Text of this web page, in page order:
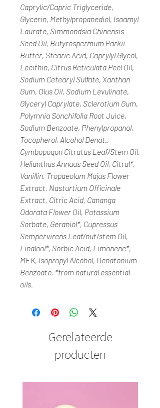
Caprylic/Capric Triglyceride,
Glycerin, Methylpropanediol, Isoamyl
Laurate, Simmondsia Chinensis
Seed Oil, Butyrospermum Parkii
Butter, Stearic Acid, Caprylyl Glycol,
Lecithin, Citrus Reticulata Peel Oil,
Sodium Cetearyl Sulfate, Xanthan
Gum, Olus Oil, Sodium Levulinate,
Glyceryl Caprylate, Sclerotium Gum,
Polymnia Sonchifolia Root Juice,
Sodium Benzoate, Phenylpropanol,
Tocopherol, Alcohol Denat.,
Cymbopogon Citratus Leaf/Stem Oil,
Helianthus Annuus Seed Oil, Citral*,
Vanillin, Tropaeolum Majus Flower
Extract, Nasturtium Officinale
Extract, Citric Acid, Cananga
Odorata Flower Oil, Potassium
Sorbate, Geraniol*, Cupressus
Sempervirens Leaf/nut/stem Oil,
Linalool*, Sorbic Acid, Limonene*,
MEK, Isopropyl Alcohol, Denatonium
Benzoate. *from natural essential
oils.
Gerelateerde
producten